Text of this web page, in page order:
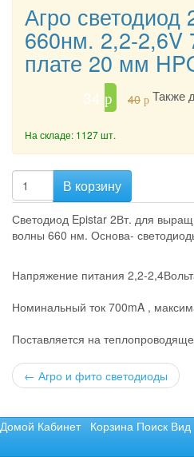
Агро светодиод
660нм. 2,2-2,6V
плате 20 мм
34 p 40 p Также
На складе: 1127 шт.
В корзину
Светодиод Epistar 2Вт. для
волны 660 нм. Основа-
Напряжение питания 2,2-
Номинальный ток 700mA ,
Поставляется на
← Агро и фито светодиоды
Домой Кабинет Корзина Поиск Вид